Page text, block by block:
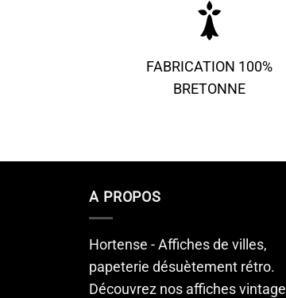
FABRICATION 100%
BRETONNE
A PROPOS
Hortense - Affiches de villes,
papeterie désuètement rétro.
Découvrez nos affiches vintage